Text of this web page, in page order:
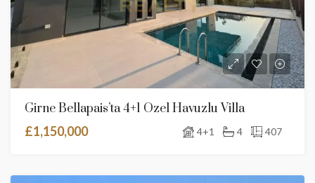
Girne Bellapais’ta 4+1 Özel Havuzlu Villa
£1,150,000
4+1 4 407